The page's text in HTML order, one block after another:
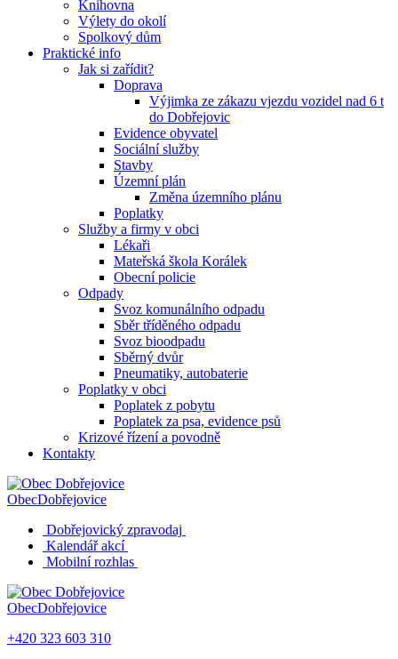
Knihovna
Výlety do okolí
Spolkový dům
Praktické info
Jak si zařídit?
Doprava
Výjimka ze zákazu vjezdu vozidel nad 6 t
do Dobřejovic
Evidence obyvatel
Sociální služby
Stavby
Územní plán
Změna územního plánu
Poplatky
Služby a firmy v obci
Lékaři
Mateřská škola Korálek
Obecní policie
Odpady
Svoz komunálního odpadu
Sběr tříděného odpadu
Svoz bioodpadu
Sběrný dvůr
Pneumatiky, autobaterie
Poplatky v obci
Poplatek z pobytu
Poplatek za psa, evidence psů
Krizové řízení a povodně
Kontakty
ObecDobřejovice
Dobřejovický zpravodaj
Kalendář akcí
Mobilní rozhlas
ObecDobřejovice
+420 323 603 310